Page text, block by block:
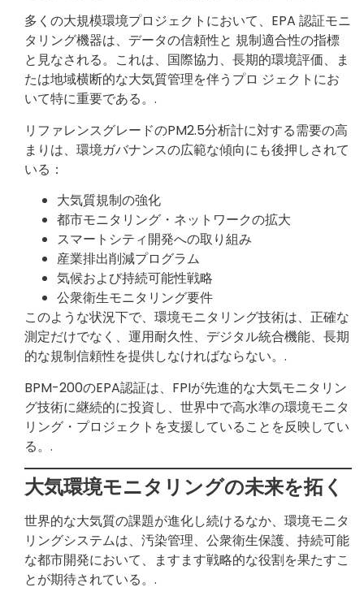
多くの大規模環境プロジェクトにおいて、EPA 認証モニ
タリング機器は、データの信頼性と 規制適合性の指標
と見なされる。これは、国際協力、長期的環境評価、ま
たは地域横断的な大気質管理を伴うプロ ジェクトにお
いて特に重要である。.
リファレンスグレードのPM2.5分析計に対する需要の高
まりは、環境ガバナンスの広範な傾向にも後押しされて
いる：
大気質規制の強化
都市モニタリング・ネットワークの拡大
スマートシティ開発への取り組み
産業排出削減プログラム
気候および持続可能性戦略
公衆衛生モニタリング要件
このような状況下で、環境モニタリング技術は、正確な
測定だけでなく、運用耐久性、デジタル統合機能、長期
的な規制信頼性を提供しなければならない。.
BPM-200のEPA認証は、FPIが先進的な大気モニタリン
グ技術に継続的に投資し、世界中で高水準の環境モニタ
リング・プロジェクトを支援していることを反映してい
る。.
大気環境モニタリングの未来を拓く
世界的な大気質の課題が進化し続けるなか、環境モニタ
リングシステムは、汚染管理、公衆衛生保護、持続可能
な都市開発において、ますます戦略的な役割を果たすこ
とが期待されている。.